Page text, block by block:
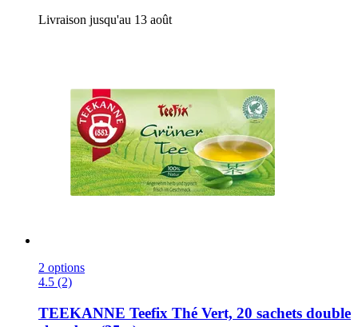
Livraison jusqu'au 13 août
2 options
4.5 (2)
TEEKANNE Teefix Thé Vert, 20 sachets double